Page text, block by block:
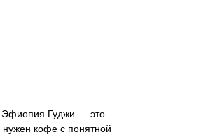
Эфиопия Гуджи — это
кофе с понятной